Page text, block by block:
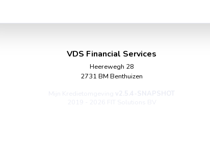
VDS Financial Services
Heerewegh 28
2731 BM Benthuizen